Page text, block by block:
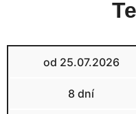
od 25.07.2026
8 dní